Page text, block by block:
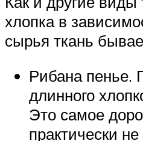
хлопка в
сырья ткань
Рибана пенье.
длинного
Это самое
практически